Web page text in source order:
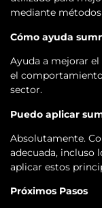
mediante
Cómo ayuda
Ayuda a mejorar
el
sector.
Puedo aplicar
Absolutamente.
adecuada, incluso
aplicar estos
Próximos Pasos